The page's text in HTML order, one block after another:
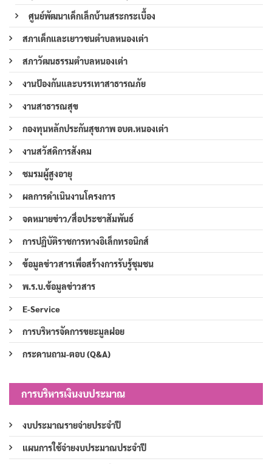
ศูนย์พัฒนาเด็กเล็กบ้านสระกระเบื้อง
สภาเด็กและเยาวชนตำบลหนองเต่า
สภาวัฒนธรรมตำบลหนองเต่า
งานป้องกันและบรรเทาสาธารณภัย
งานสาธารณสุข
กองทุนหลักประกันสุขภาพ อบต.หนองเต่า
งานสวัสดิการสังคม
ชมรมผู้สูงอายุ
ผลการดำเนินงานโครงการ
จดหมายข่าว/สื่อประชาสัมพันธ์
การปฏิบัติราชการทางอิเล็กทรอนิกส์
ข้อมูลข่าวสารเพื่อสร้างการรับรู้ชุมชน
พ.ร.บ.ข้อมูลข่าวสาร
E-Service
การบริหารจัดการขยะมูลฝอย
กระดานถาม-ตอบ (Q&A)
การบริหารเงินงบประมาณ
งบประมาณรายจ่ายประจำปี
แผนการใช้จ่ายงบประมาณประจำปี